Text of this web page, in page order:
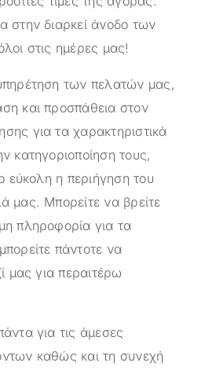
στην διαρκεί άνοδο των
στις ημέρες μας!
των πελατών μας,
και προσπάθεια στον
για τα χαρακτηριστικά
κατηγοριοποίηση τους,
εύκολη η περιήγηση του
μας. Μπορείτε να βρείτε
πληροφορία για τα
πάντοτε να
μας για περαιτέρω
για τις άμεσες
καθώς και τη συνεχή